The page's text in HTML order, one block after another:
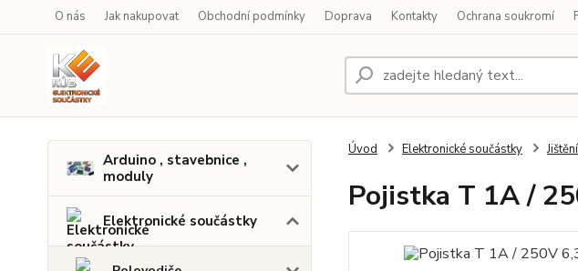
O nás Jak nakupovat Obchodní podmínky Doprava Kontakty Ochrana soukromí
Arduino , stavebnice ,
moduly
Elektronické součástky
Úvod Elektronické součástky
Pojistka T 1A /